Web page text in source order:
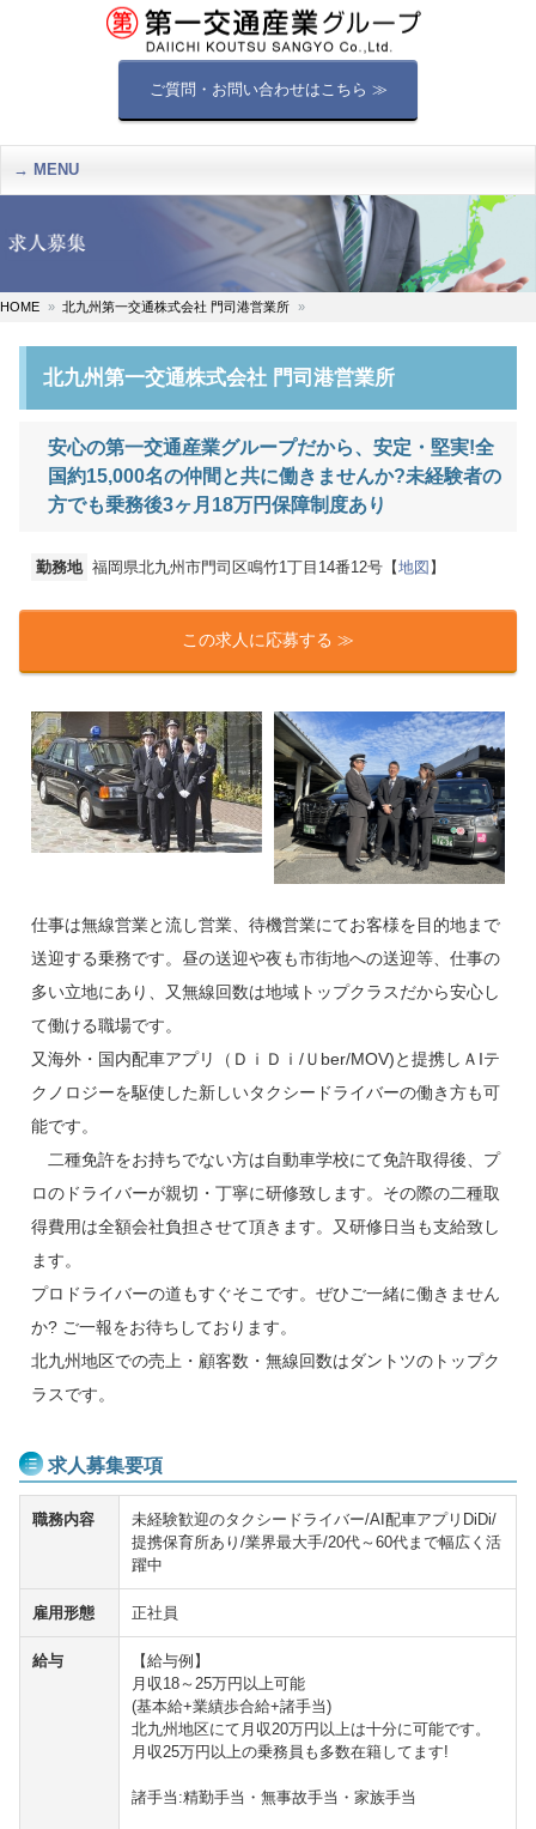
ご質問・お問い合わせはこちら ≫
MENU
HOME 北九州第一交通株式会社 門司港営業所
北九州第一交通株式会社 門司港営業所
安心の第一交通産業グループだから、安定・堅実!全
国約15,000名の仲間と共に働きませんか?未経験者の
方でも乗務後3ヶ月18万円保障制度あり
勤務地 福岡県北九州市門司区鳴竹1丁目14番12号【地図】
この求人に応募する ≫
仕事は無線営業と流し営業、待機営業にてお客様を目的地まで
送迎する乗務です。昼の送迎や夜も市街地への送迎等、仕事の
多い立地にあり、又無線回数は地域トップクラスだから安心し
て働ける職場です。
又海外・国内配車アプリ（ＤｉＤｉ/Ｕber/MOV)と提携しＡIテ
クノロジーを駆使した新しいタクシードライバーの働き方も可
能です。
二種免許をお持ちでない方は自動車学校にて免許取得後、プ
ロのドライバーが親切・丁寧に研修致します。その際の二種取
得費用は全額会社負担させて頂きます。又研修日当も支給致し
ます。
プロドライバーの道もすぐそこです。ぜひご一緒に働きません
か? ご一報をお待ちしております。
北九州地区での売上・顧客数・無線回数はダントツのトップク
ラスです。
求人募集要項
職務内容
未経験歓迎のタクシードライバー/AI配車アプリDiDi/
提携保育所あり/業界最大手/20代～60代まで幅広く活
躍中
雇用形態 正社員
給与
【給与例】
月収18～25万円以上可能
(基本給+業績歩合給+諸手当)
北九州地区にて月収20万円以上は十分に可能です。
月収25万円以上の乗務員も多数在籍してます!
諸手当:精勤手当・無事故手当・家族手当